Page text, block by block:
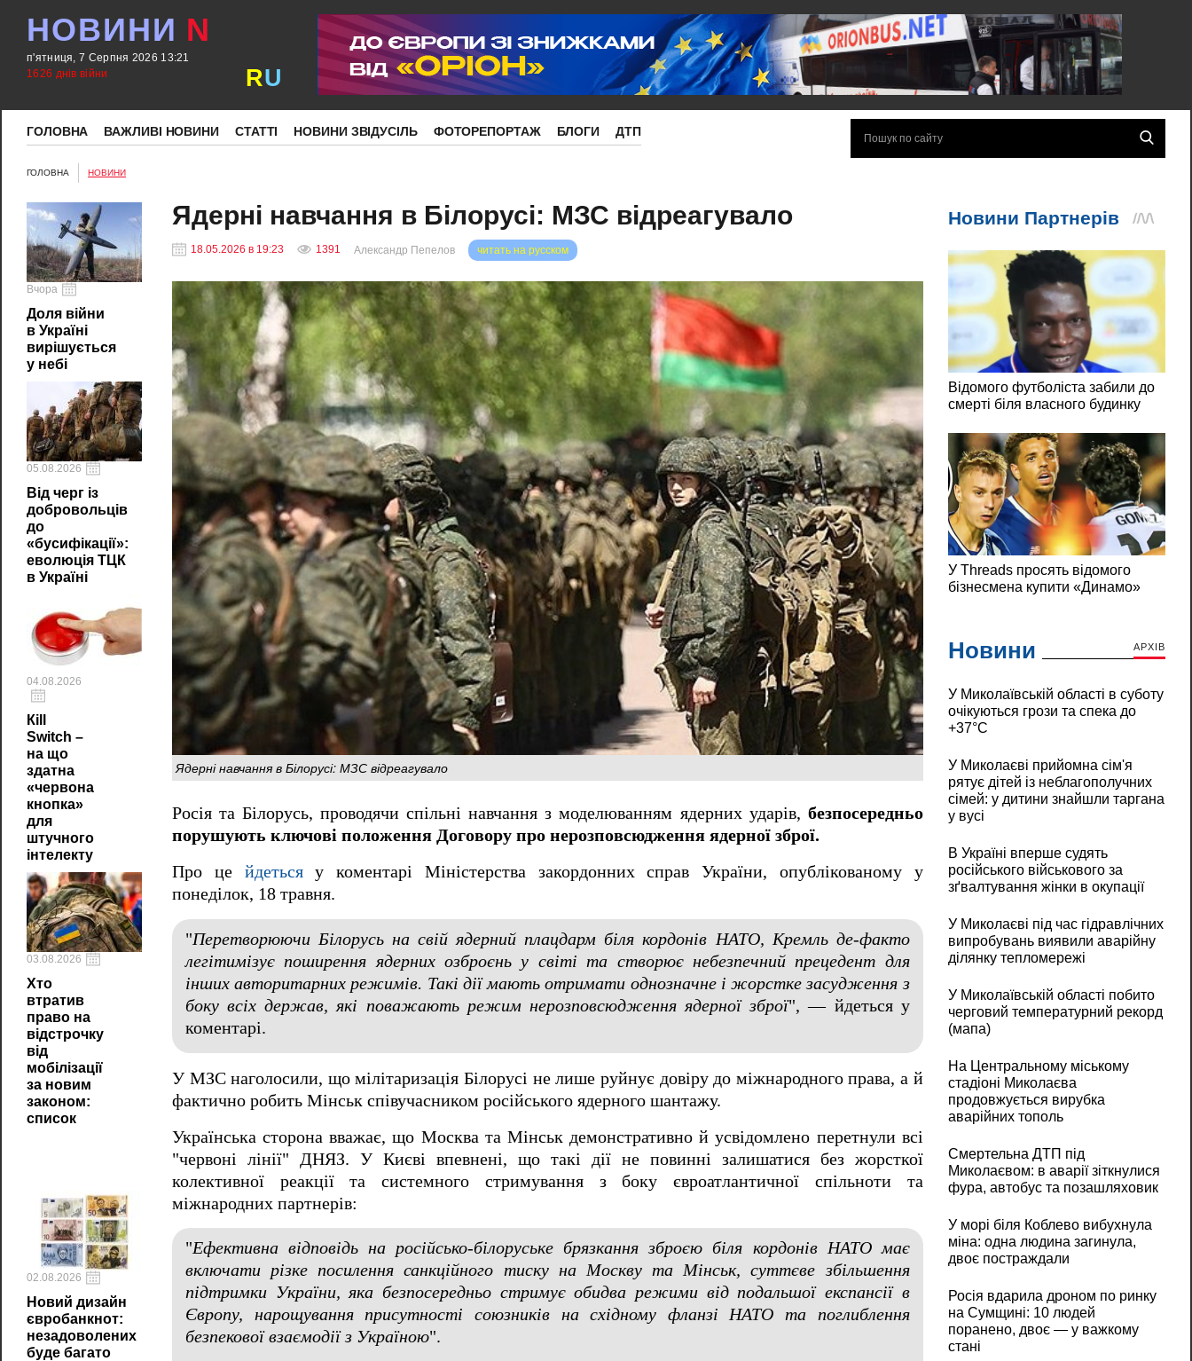
НОВИНИ N
п'ятниця, 7 Серпня 2026 13:21
1626 днів війни
RU
ГОЛОВНА ВАЖЛИВІ НОВИНИ СТАТТІ НОВИНИ ЗВІДУСІЛЬ ФОТОРЕПОРТАЖ БЛОГИ ДТП
ГОЛОВНА НОВИНИ
Вчора
Доля війни
в Україні
вирішується
у небі
05.08.2026
Від черг із
добровольців
до
«бусифікації»:
еволюція ТЦК
в Україні
04.08.2026
Кill
Switch –
на що
здатна
«червона
кнопка»
для
штучного
інтелекту
03.08.2026
Хто
втратив
право на
відстрочку
від
мобілізації
за новим
законом:
список
02.08.2026
Новий дизайн
євробанкнот:
незадоволених
буде багато
Ядерні навчання в Білорусі: МЗС відреагувало
18.05.2026 в 19:23 1391 читать на русском
Александр Пепелов
Ядерні навчання в Білорусі: МЗС відреагувало
Росія та Білорусь, проводячи спільні навчання з моделюванням ядерних ударів, безпосередньо
порушують ключові положення Договору про нерозповсюдження ядерної зброї.
Про це йдетьсяу коментарі Міністерства закордонних справ України, опублікованому у
понеділок, 18 травня.
"Перетворюючи Білорусь на свій ядерний плацдарм біля кордонів НАТО, Кремль де-факто
легітимізує поширення ядерних озброєнь у світі та створює небезпечний прецедент для
інших авторитарних режимів. Такі дії мають отримати однозначне і жорстке засудження з
боку всіх держав, які поважають режим нерозповсюдження ядерної зброї", — йдеться у
коментарі.
У МЗС наголосили, що мілітаризація Білорусі не лише руйнує довіру до міжнародного права, а й
фактично робить Мінськ співучасником російського ядерного шантажу.
Українська сторона вважає, що Москва та Мінськ демонстративно й усвідомлено перетнули всі
"червоні лінії" ДНЯЗ. У Києві впевнені, що такі дії не повинні залишатися без жорсткої
колективної реакції та системного стримування з боку євроатлантичної спільноти та
міжнародних партнерів:
"Ефективна відповідь на російсько-білоруське брязкання зброєю біля кордонів НАТО має
включати різке посилення санкційного тиску на Москву та Мінськ, суттєве збільшення
підтримки України, яка безпосередньо стримує обидва режими від подальшої експансії в
Європу, нарощування присутності союзників на східному фланзі НАТО та поглиблення
безпекової взаємодії з Україною".
Новини АРХІВ
У Миколаївській області в суботу
очікуються грози та спека до
+37°C
У Миколаєві прийомна сім'я
рятує дітей із неблагополучних
сімей: у дитини знайшли таргана
у вусі
В Україні вперше судять
російського військового за
зґвалтування жінки в окупації
У Миколаєві під час гідравлічних
випробувань виявили аварійну
ділянку тепломережі
У Миколаївській області побито
черговий температурний рекорд
(мапа)
На Центральному міському
стадіоні Миколаєва
продовжується вирубка
аварійних тополь
Смертельна ДТП під
Миколаєвом: в аварії зіткнулися
фура, автобус та позашляховик
У морі біля Коблево вибухнула
міна: одна людина загинула,
двоє постраждали
Росія вдарила дроном по ринку
на Сумщині: 10 людей
поранено, двоє — у важкому
стані